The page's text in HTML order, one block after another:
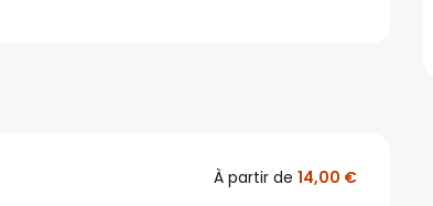
À partir de14,00 €